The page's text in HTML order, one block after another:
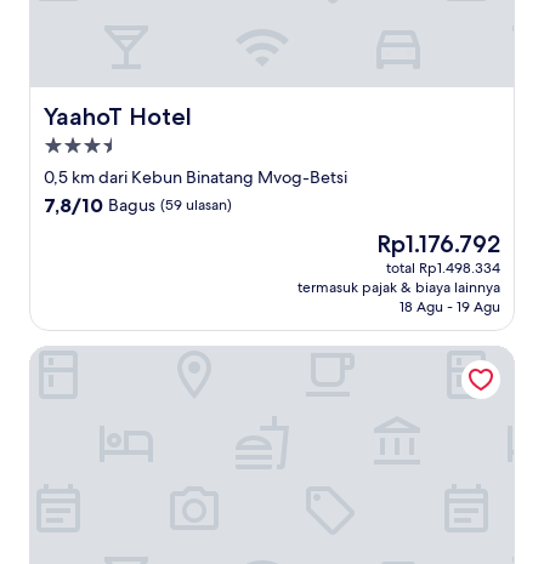
YaahoT Hotel
YaahoT Hotel
Properti
bintang
3.5
0,5 km dari Kebun Binatang Mvog-Betsi
7.8
7,8/10 Bagus (59 ulasan)
Harga
sekarang
Rp1.176.792
Rp1.176.792
total Rp1.498.334
termasuk pajak & biaya lainnya
18 Agu - 19 Agu
Somatel Yaoundé